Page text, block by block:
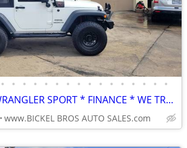
• • • • • • • • • • • • • • • •
💥💥 2016 JEEP WRANGLER SPORT * FINANCE * WE TRADE & BUY * WARRANTY *
www.BICKEL BROS AUTO SALES.com